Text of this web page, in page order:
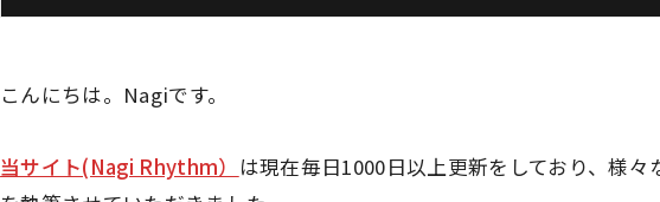
こんにちは。Nagiです。
当サイト(Nagi Rhythm） は現在毎日1000日以上更新をしており、様々